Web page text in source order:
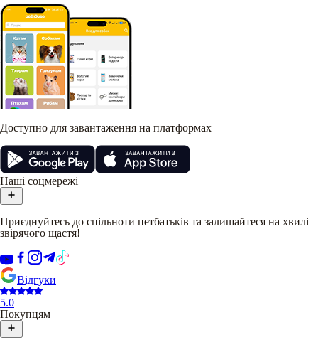
Доступно для завантаження на платформах
Наші соцмережі
Приєднуйтесь до спільноти петбатьків та залишайтеся на хвилі
звірячого щастя!
Відгуки
5.0
Покупцям